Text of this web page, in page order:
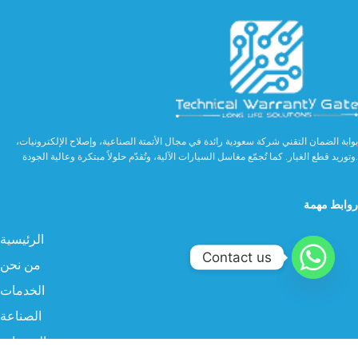
بوابة الضمان التقني شركة سعودية رائدة في مجال الأتمتة الصناعية، وإصلاح الإلكترونيات،
وتوريد قطع الغيار. كما تُجمّع مغاسل السيارات الآلية، وتُقدّم حلولاً مبتكرة وعالية الجودة.
روابط مهمة
الرئيسية
من نحن
الخدمات
الصناعة
المنتجات
Contact us